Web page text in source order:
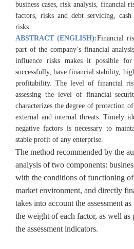
business cases, risk analysis, financial
factors, risks and debt servicing,
risks.
ABSTRACT (ENGLISH):Financial
part of the company’s financial
influence risks makes it possible
successfully, have financial stability,
profitability. The level of financial
assessing the level of financial
characterizes the degree of protection
external and internal threats. Timely
negative factors is necessary to
stable profit of any enterprise.
The method recommended by the
analysis of two components:
with the conditions of functioning of
market environment, and directly
takes into account the assessment
the weight of each factor, as well as
the assessment indicators.